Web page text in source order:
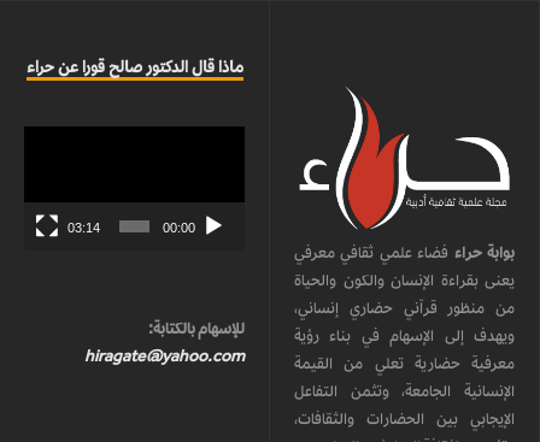
بوابة حراء فضاء علمي ثقافي معرفي
يعنى بقراءة الإنسان والكون والحياة
من منظور قرآني حضاري إنساني،
ويهدف إلى الإسهام في بناء رؤية
معرفية حضارية تعلي من القيمة
الإنسانية الجامعة، وتثمن التفاعل
الإيجابي بين الحضارات والثقافات،
ماذا قال الدكتور صالح قورا عن حراء
00:00
03:14
للإسهام بالكتابة:
hiragate@yahoo.com